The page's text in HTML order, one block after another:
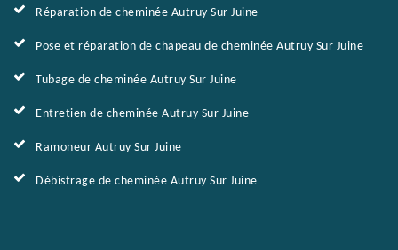
Réparation de cheminée Autruy Sur Juine
Pose et réparation de chapeau de cheminée Autruy Sur Juine
Tubage de cheminée Autruy Sur Juine
Entretien de cheminée Autruy Sur Juine
Ramoneur Autruy Sur Juine
Débistrage de cheminée Autruy Sur Juine